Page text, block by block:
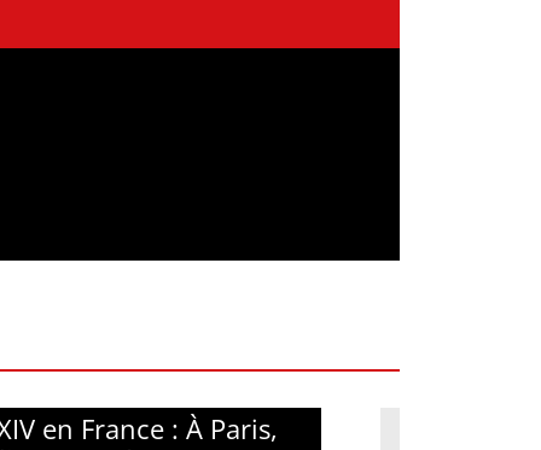
en France : À Paris,